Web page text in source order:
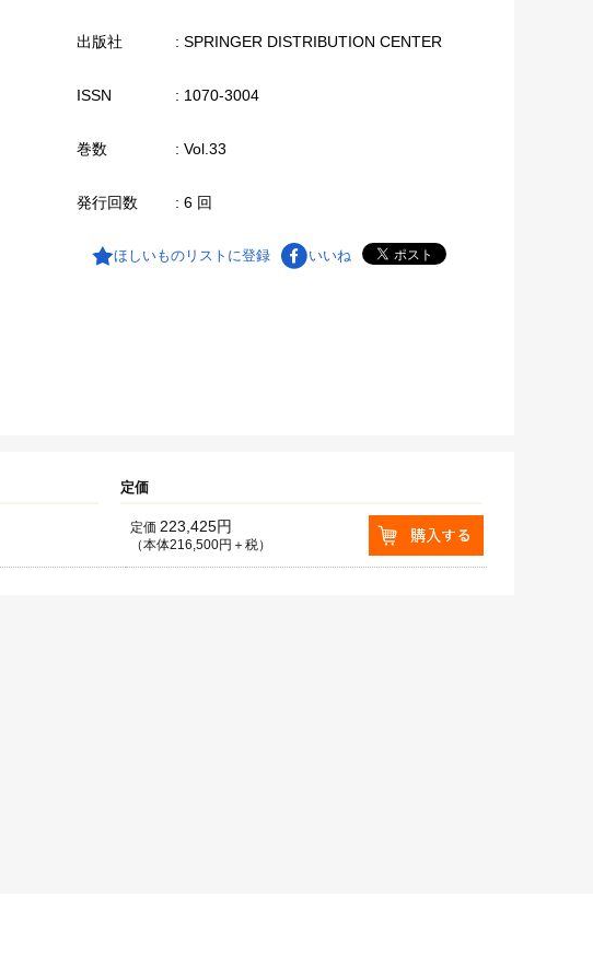
出版社 : SPRINGER DISTRIBUTION CENTER
ISSN : 1070-3004
巻数 : Vol.33
発行回数 : 6 回
ほしいものリストに登録 いいね
定価
定価 223,425円
（本体216,500円＋税）